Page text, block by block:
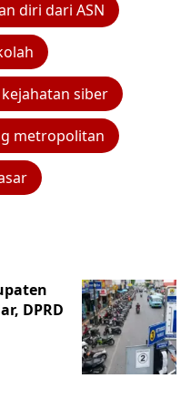
diri dari ASN
siber
metropolitan
DPRD